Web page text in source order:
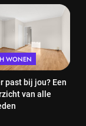
WONEN
past bij jou? Een
van alle